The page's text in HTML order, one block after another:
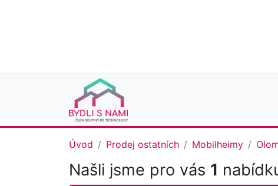
Úvod Prodej ostatních Mobilheimy
Našli jsme pro vás 1